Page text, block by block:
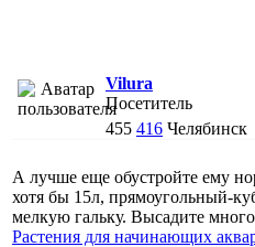
Vilura
Посетитель
455 416 Челябинск
А лучше еще обустройте ему
хотя бы 15л, прямоугольный-
мелкую гальку. Высадите
Растения для начинающих